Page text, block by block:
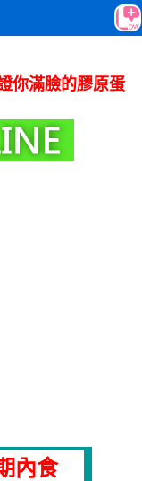
你滿臉的膠原蛋
內食